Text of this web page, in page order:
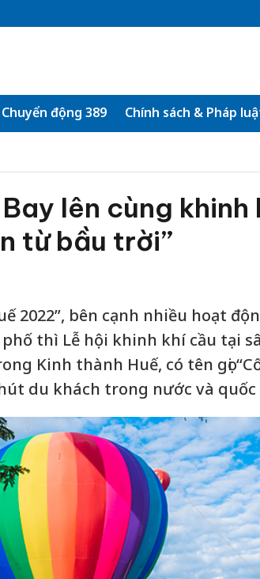
Chuyển động 389 Chính sách & Pháp
lên cùng khinh
từ bầu trời”
2022”, bên cạnh nhiều hoạt
thì Lễ hội khinh khí cầu tại
Kinh thành Huế, có tên gọi
du khách trong nước và quốc